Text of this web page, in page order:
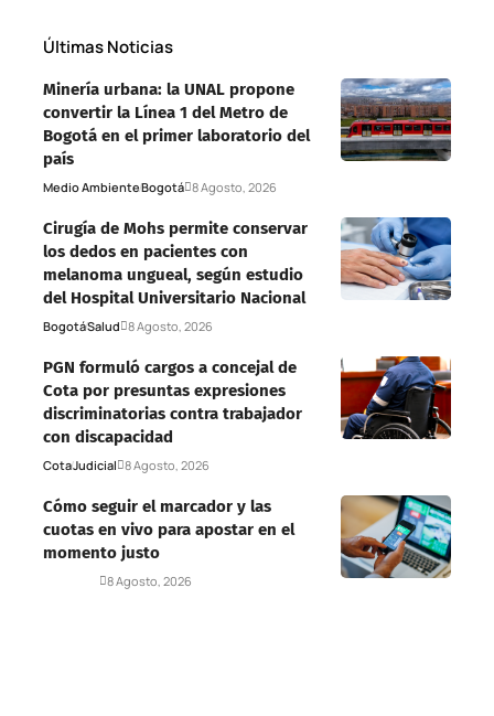
Últimas Noticias
Minería urbana: la UNAL propone
convertir la Línea 1 del Metro de
Bogotá en el primer laboratorio del
país
Medio AmbienteBogotá 8 Agosto, 2026
Cirugía de Mohs permite conservar
los dedos en pacientes con
melanoma ungueal, según estudio
del Hospital Universitario Nacional
BogotáSalud 8 Agosto, 2026
PGN formuló cargos a concejal de
Cota por presuntas expresiones
discriminatorias contra trabajador
con discapacidad
CotaJudicial 8 Agosto, 2026
Cómo seguir el marcador y las
cuotas en vivo para apostar en el
momento justo
8 Agosto, 2026